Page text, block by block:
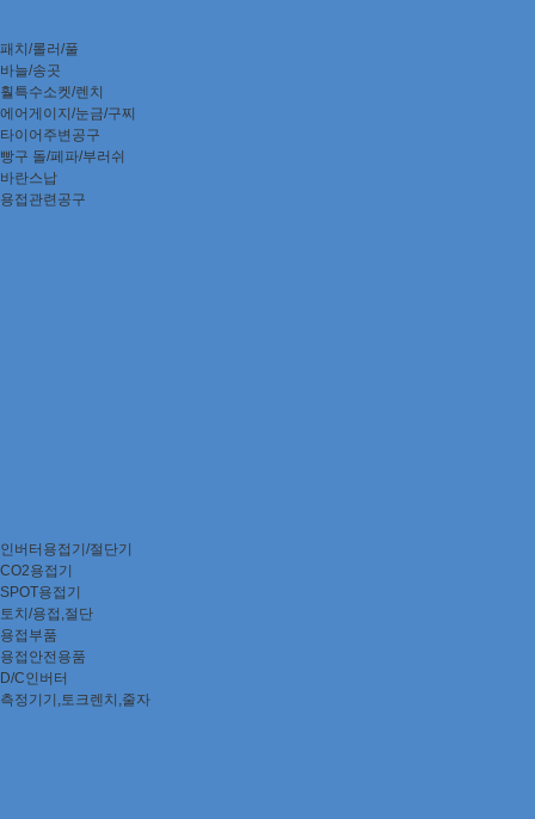
패치/롤러/풀
바늘/송곳
훨특수소켓/렌치
에어게이지/눈금/구찌
타이어주변공구
빵구 돌/페파/부러쉬
바란스납
용접관련공구
인버터용접기/절단기
CO2용접기
SPOT용접기
토치/용접,절단
용접부품
용접안전용품
D/C인버터
측정기기,토크렌치,줄자